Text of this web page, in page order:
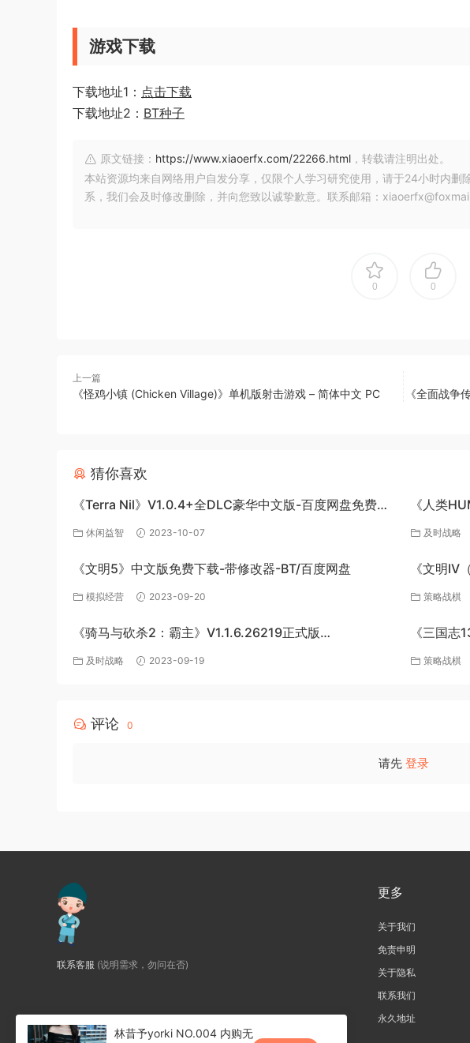
游戏下载
下载地址1： 点击下载
下载地址2： BT种子
原文链接： https://www.xiaoerfx.com/22266.html ，转载请注明出处。
本站资源均来自网络用户自发分享，仅限个人学习研究使用，请于24小时内删
系，我们会及时修改删除，并向您致以诚挚歉意。联系邮箱：
0 0
上一篇
《怪鸡小镇 (Chicken Village)》单机版射击游戏 – 简体中文 PC
《全面战争
猜你喜欢
《Terra Nil》V1.0.4+全DLC豪华中文版-百度网盘免费下
载 休闲益智 2023-10-07
《人类
版-百度网
及时战略
《文明5》中文版免费下载-带修改器-BT/百度网盘
模拟经营 2023-09-20
《文明IV
网盘资源
策略战棋
《骑马与砍杀2：霸主》V1.1.6.26219正式版
+BetaV1.2.3.24202测试版-破军征程-官方中文-全DLC百
及时战略 2023-09-19
《三国志
四夷六国
策略战棋
评论 0
请先 登录
联系客服 (说明需求，勿问在否)
更多
关于我们
免责申明
关于隐私
联系我们
永久地址
林昔予yorki NO.004 内购无